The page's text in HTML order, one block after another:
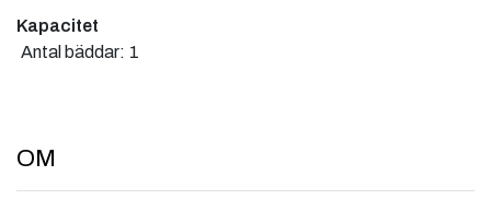
Kapacitet
Antal bäddar: 1
OM